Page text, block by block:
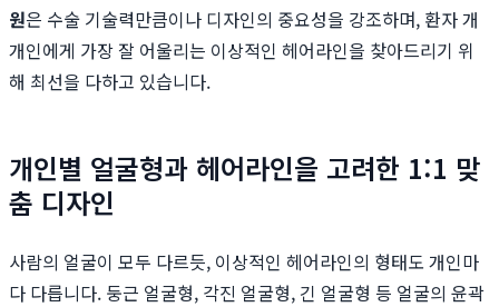
원은 수술 기술력만큼이나 디자인의 중요성을 강조하며, 환자 개
개인에게 가장 잘 어울리는 이상적인 헤어라인을 찾아드리기 위
해 최선을 다하고 있습니다.
개인별 얼굴형과 헤어라인을 고려한 1:1 맞
춤 디자인
사람의 얼굴이 모두 다르듯, 이상적인 헤어라인의 형태도 개인마
다 다릅니다. 둥근 얼굴형, 각진 얼굴형, 긴 얼굴형 등 얼굴의 윤곽